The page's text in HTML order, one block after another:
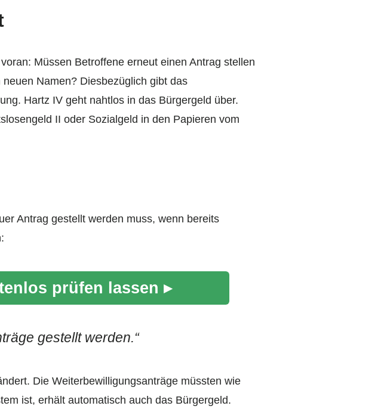
Müssen Betroffene erneut einen Antrag stellen
Namen? Diesbezüglich gibt das
Hartz IV geht nahtlos in das Bürgergeld über.
II oder Sozialgeld in den Papieren vom
Antrag gestellt werden muss, wenn bereits
prüfen lassen ▸
gestellt werden.“
Die Weiterbewilligungsanträge müssten wie
ist, erhält automatisch auch das Bürgergeld.